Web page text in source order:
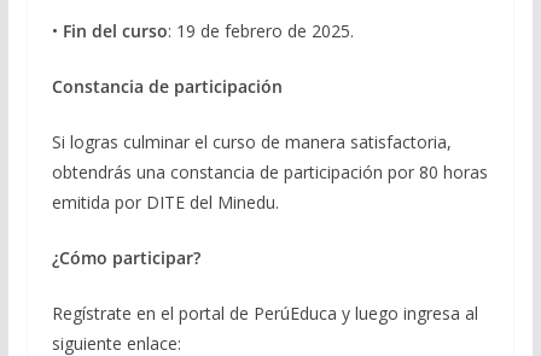
• Fin del curso: 19 de febrero de 2025.
Constancia de participación
Si logras culminar el curso de manera satisfactoria,
obtendrás una constancia de participación por 80 horas
emitida por DITE del Minedu.
¿Cómo participar?
Regístrate en el portal de PerúEduca y luego ingresa al
siguiente enlace: